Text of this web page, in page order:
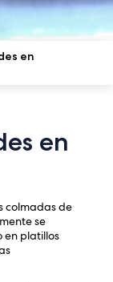
en
en
colmadas de
se
en platillos